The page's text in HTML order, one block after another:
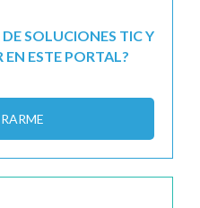
SOLUCIONES TIC Y
EN ESTE PORTAL?